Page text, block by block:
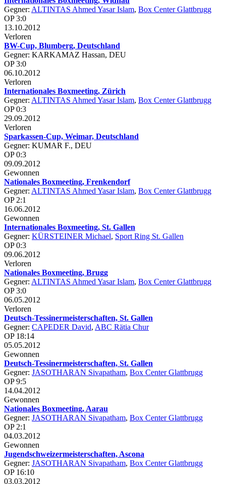
Gegner: ALTINTAS Ahmed Yasar Islam, Box Center Glattbrugg
OP 3:0
13.10.2012
Verloren
BW-Cup, Blumberg, Deutschland
Gegner: KARKAMAZ Hassan, DEU
OP 3:0
06.10.2012
Verloren
Internationales Boxmeeting, Zürich
Gegner: ALTINTAS Ahmed Yasar Islam, Box Center Glattbrugg
OP 0:3
29.09.2012
Verloren
Sparkassen-Cup, Weimar, Deutschland
Gegner: KUMAR F., DEU
OP 0:3
09.09.2012
Gewonnen
Nationales Boxmeeting, Frenkendorf
Gegner: ALTINTAS Ahmed Yasar Islam, Box Center Glattbrugg
OP 2:1
16.06.2012
Gewonnen
Internationales Boxmeeting, St. Gallen
Gegner: KÜRSTEINER Michael, Sport Ring St. Gallen
OP 0:3
09.06.2012
Verloren
Nationales Boxmeeting, Brugg
Gegner: ALTINTAS Ahmed Yasar Islam, Box Center Glattbrugg
OP 3:0
06.05.2012
Verloren
Deutsch-Tessinermeisterschaften, St. Gallen
Gegner: CAPEDER David, ABC Rätia Chur
OP 18:14
05.05.2012
Gewonnen
Deutsch-Tessinermeisterschaften, St. Gallen
Gegner: JASOTHARAN Sivapatham, Box Center Glattbrugg
OP 9:5
14.04.2012
Gewonnen
Nationales Boxmeeting, Aarau
Gegner: JASOTHARAN Sivapatham, Box Center Glattbrugg
OP 2:1
04.03.2012
Gewonnen
Jugendschweizermeisterschaften, Ascona
Gegner: JASOTHARAN Sivapatham, Box Center Glattbrugg
OP 16:10
03.03.2012